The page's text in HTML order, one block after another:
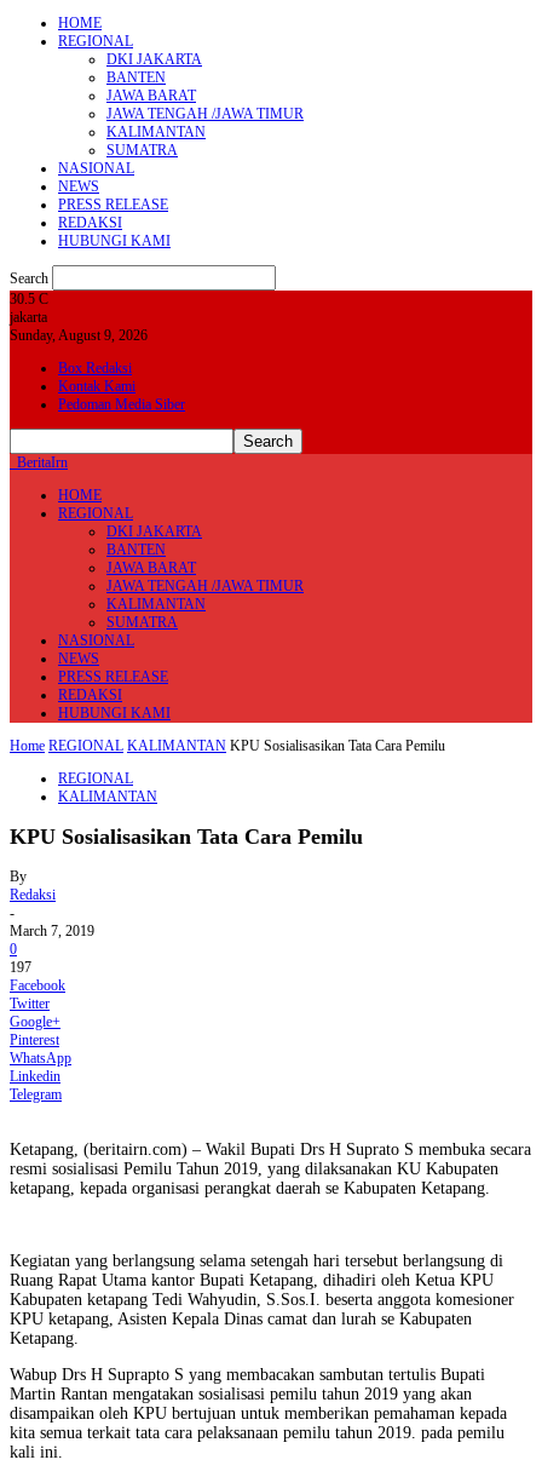
HOME
REGIONAL
DKI JAKARTA
BANTEN
JAWA BARAT
JAWA TENGAH /JAWA TIMUR
KALIMANTAN
SUMATRA
NASIONAL
NEWS
PRESS RELEASE
REDAKSI
HUBUNGI KAMI
Search
30.5 C
jakarta
Sunday, August 9, 2026
Box Redaksi
Kontak Kami
Pedoman Media Siber
BeritaIrn
HOME
REGIONAL
DKI JAKARTA
BANTEN
JAWA BARAT
JAWA TENGAH /JAWA TIMUR
KALIMANTAN
SUMATRA
NASIONAL
NEWS
PRESS RELEASE
REDAKSI
HUBUNGI KAMI
Home REGIONAL KALIMANTAN KPU Sosialisasikan Tata Cara Pemilu
REGIONAL
KALIMANTAN
KPU Sosialisasikan Tata Cara Pemilu
By
Redaksi
-
March 7, 2019
0
197
Facebook
Twitter
Google+
Pinterest
WhatsApp
Linkedin
Telegram
Ketapang, (beritairn.com) – Wakil Bupati Drs H Suprato S membuka secara
resmi sosialisasi Pemilu Tahun 2019, yang dilaksanakan KU Kabupaten
ketapang, kepada organisasi perangkat daerah se Kabupaten Ketapang.
Kegiatan yang berlangsung selama setengah hari tersebut berlangsung di
Ruang Rapat Utama kantor Bupati Ketapang, dihadiri oleh Ketua KPU
Kabupaten ketapang Tedi Wahyudin, S.Sos.I. beserta anggota komesioner
KPU ketapang, Asisten Kepala Dinas camat dan lurah se Kabupaten
Ketapang.
Wabup Drs H Suprapto S yang membacakan sambutan tertulis Bupati
Martin Rantan mengatakan sosialisasi pemilu tahun 2019 yang akan
disampaikan oleh KPU bertujuan untuk memberikan pemahaman kepada
kita semua terkait tata cara pelaksanaan pemilu tahun 2019. pada pemilu
kali ini.